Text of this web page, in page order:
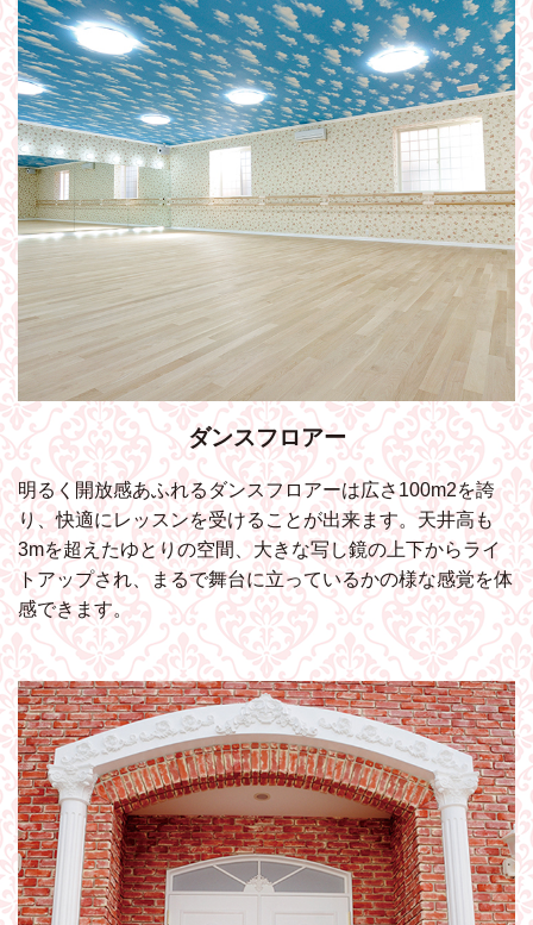
ダンスフロアー
明るく開放感あふれるダンスフロアーは広さ100m2を誇
り、快適にレッスンを受けることが出来ます。天井高も
3mを超えたゆとりの空間、大きな写し鏡の上下からライ
トアップされ、まるで舞台に立っているかの様な感覚を体
感できます。